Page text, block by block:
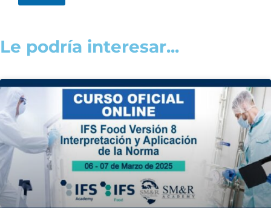
Le podría interesar...